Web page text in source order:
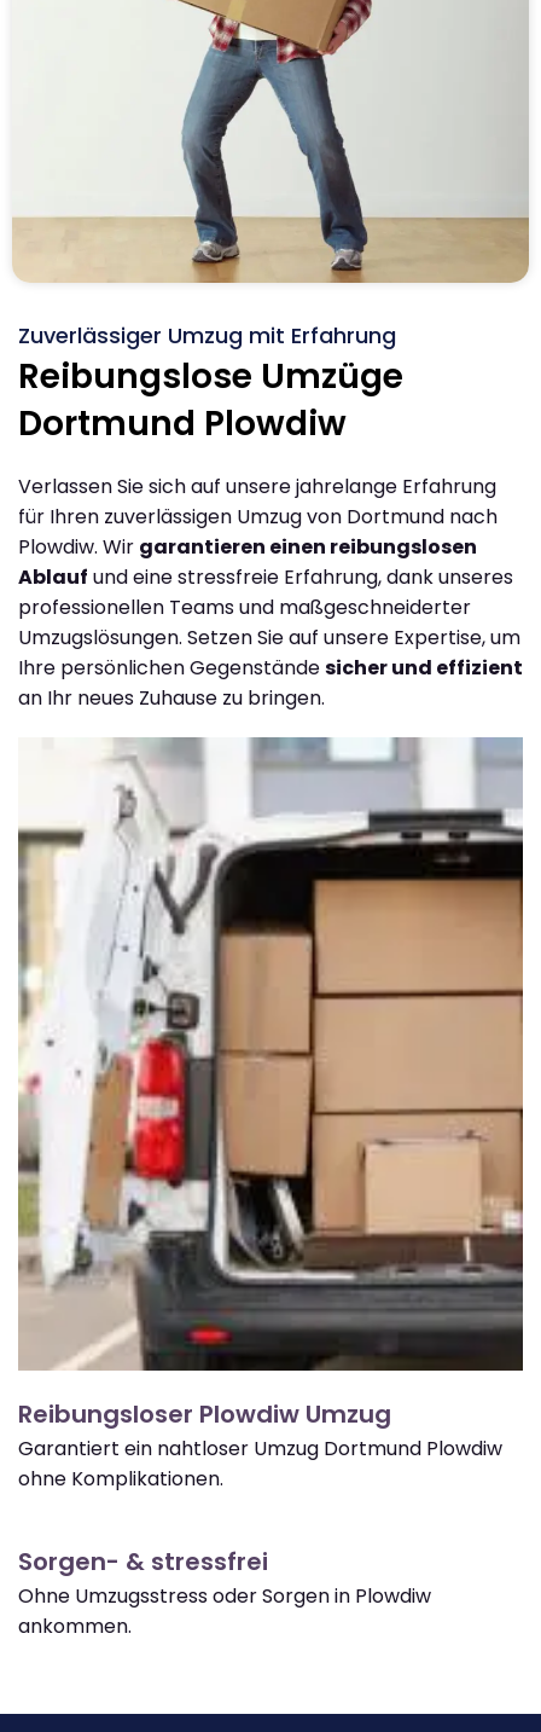
Zuverlässiger Umzug mit Erfahrung
Reibungslose Umzüge
Dortmund Plowdiw
Verlassen Sie sich auf unsere jahrelange Erfahrung
für Ihren zuverlässigen Umzug von Dortmund nach
Plowdiw. Wir garantieren einen reibungslosen
Ablauf und eine stressfreie Erfahrung, dank unseres
professionellen Teams und maßgeschneiderter
Umzugslösungen. Setzen Sie auf unsere Expertise, um
Ihre persönlichen Gegenständesicher und effizient
an Ihr neues Zuhause zu bringen.
Reibungsloser Plowdiw Umzug
Garantiert ein nahtloser Umzug Dortmund Plowdiw
ohne Komplikationen.
Sorgen- & stressfrei
Ohne Umzugsstress oder Sorgen in Plowdiw
ankommen.